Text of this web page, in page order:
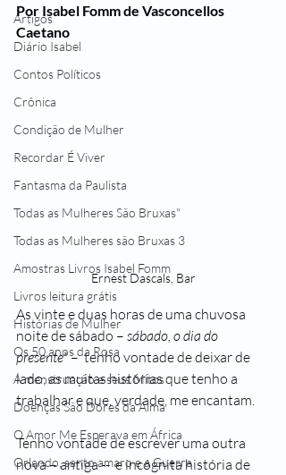
Artigos
Diário Isabel
Contos Políticos
Crônica
Condição de Mulher
Recordar É Viver
Fantasma da Paulista
Todas as Mulheres São Bruxas"
Todas as Mulheres são Bruxas 3
Amostras Livros Isabel Fomm
Livros leitura grátis
Histórias de Mulher
Os 50 anos da Rosa
A menstruação e seus Mitos
Doenças São Dores da Alma
O Amor Me Esperava em África
Orlando, santo amaro e a Guerra
Por Isabel Fomm de Vasconcellos
Caetano
Ernest Dascals, Bar
As vinte e duas horas de uma chuvosa
noite de sábado – sábado, o dia do
presente* –  tenho vontade de deixar de
lado, as muitas histórias que tenho a
trabalhar e que, verdade, me encantam.
Tenho vontade de escrever uma outra
nova – antiga --  e incógnita história de